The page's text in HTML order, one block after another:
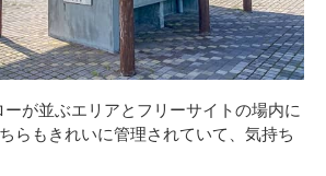
が並ぶエリアとフリーサイトの場内に
らもきれいに管理されていて、気持ち